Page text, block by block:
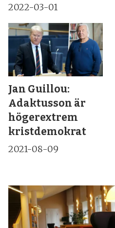
2022-03-01
Jan Guillou:
Adaktusson är
högerextrem
kristdemokrat
2021-08-09